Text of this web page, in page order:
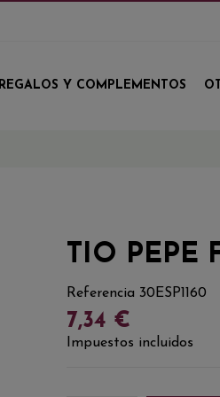
REGALOS Y COMPLEMENTOS
TIO PEPE
Referencia 30ESP1160
7,34 €
Impuestos incluidos